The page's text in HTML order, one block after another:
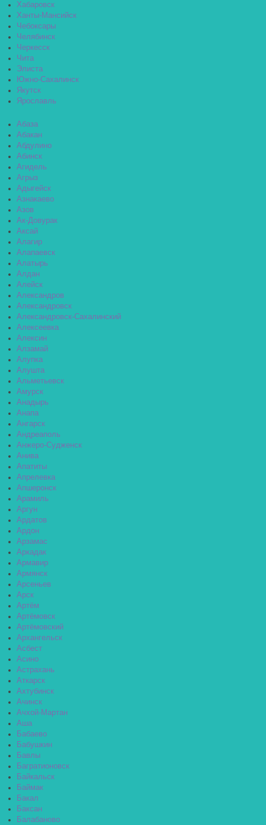
Хабаровск
Ханты-Мансийск
Чебоксары
Челябинск
Черкесск
Чита
Элиста
Южно-Сахалинск
Якутск
Ярославль
Абаза
Абакан
Абдулино
Абинск
Агидель
Агрыз
Адыгейск
Азнакаево
Азов
Ак-Довурак
Аксай
Алагир
Алапаевск
Алатырь
Алдан
Алейск
Александров
Александровск
Александровск-Сахалинский
Алексеевка
Алексин
Алзамай
Алупка
Алушта
Альметьевск
Амурск
Анадырь
Анапа
Ангарск
Андреаполь
Анжеро-Судженск
Анива
Апатиты
Апрелевка
Апшеронск
Арамиль
Аргун
Ардатов
Ардон
Арзамас
Аркадак
Армавир
Армянск
Арсеньев
Арск
Артём
Артёмовск
Артёмовский
Архангельск
Асбест
Асино
Астрахань
Аткарск
Ахтубинск
Ачинск
Ачхой-Мартан
Аша
Бабаево
Бабушкин
Бавлы
Багратионовск
Байкальск
Баймак
Бакал
Баксан
Балабаново